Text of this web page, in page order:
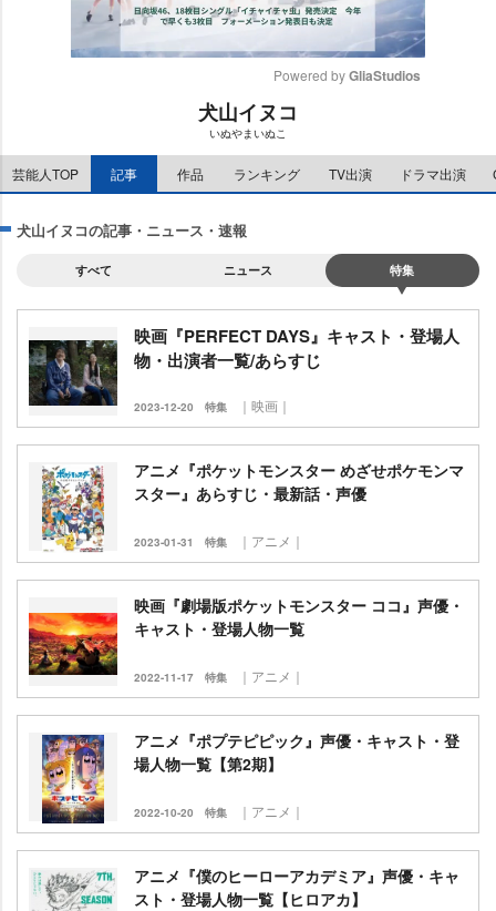
e
Powered by GliaStudios
犬山イヌコ
いぬやまいぬこ
芸能人TOP 記事 作品 ランキング TV出演 ドラマ出演
犬山イヌコの記事・ニュース・速報
すべて ニュース 特集
映画『PERFECT DAYS』キャスト・登場人
物・出演者一覧/あらすじ
2023-12-20 特集 ｜映画｜
アニメ『ポケットモンスター めざせポケモンマ
スター』あらすじ・最新話・声優
2023-01-31 特集 ｜アニメ｜
映画『劇場版ポケットモンスター ココ』声優・
キャスト・登場人物一覧
2022-11-17 特集 ｜アニメ｜
アニメ『ポプテピピック』声優・キャスト・登
場人物一覧【第2期】
2022-10-20 特集 ｜アニメ｜
アニメ『僕のヒーローアカデミア』声優・キャ
スト・登場人物一覧【ヒロアカ】